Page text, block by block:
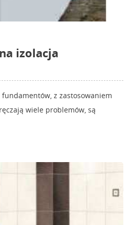
izolacja
z zastosowaniem
wiele problemów, są